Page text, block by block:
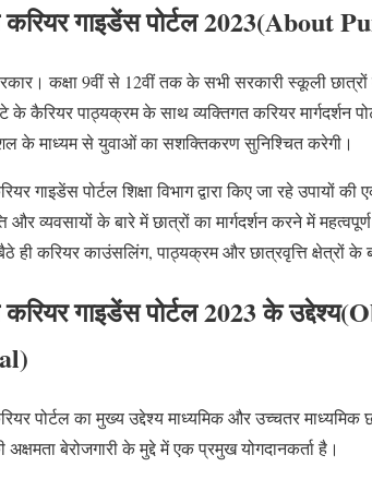
करियर गाइडेंस पोर्टल 2023(About
कक्षा 9वीं से 12वीं तक के सभी सरकारी स्कूली
के कैरियर पाठ्यक्रम के साथ व्यक्तिगत करियर मार्गदर्शन
के माध्यम से युवाओं का सशक्तिकरण सुनिश्चित करेगी।
गाइडेंस पोर्टल शिक्षा विभाग द्वारा किए जा रहे
और व्यवसायों के बारे में छात्रों का मार्गदर्शन करने में
ही करियर काउंसलिंग, पाठ्यक्रम और छात्रवृत्ति क्षेत्रों
गाइडेंस पोर्टल 2023 के उद्देश्य
पोर्टल का मुख्य उद्देश्य माध्यमिक और उच्चतर माध्यमिक
अक्षमता बेरोजगारी के मुद्दे में एक प्रमुख योगदानकर्ता है।